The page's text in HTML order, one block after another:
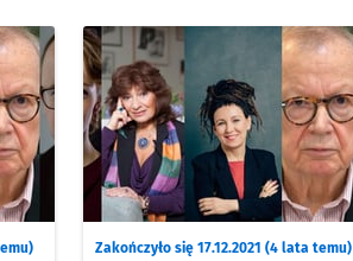
Zakończyło się 17.12.2021 (4 lata temu)